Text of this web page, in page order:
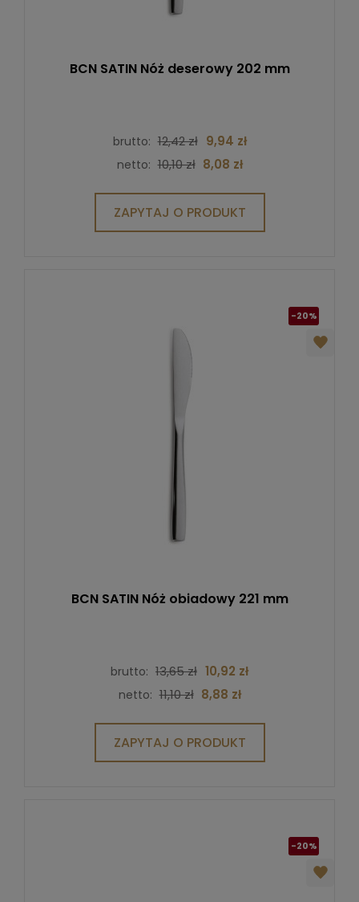
BCN SATIN Nóż deserowy 202 mm
brutto: 12,42 zł 9,94 zł
netto: 10,10 zł 8,08 zł
ZAPYTAJ O PRODUKT
-20%
BCN SATIN Nóż obiadowy 221 mm
brutto: 13,65 zł 10,92 zł
netto: 11,10 zł 8,88 zł
ZAPYTAJ O PRODUKT
-20%